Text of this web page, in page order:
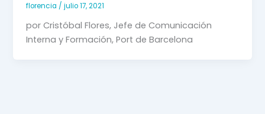
florencia /julio 17, 2021
por Cristóbal Flores, Jefe de Comunicación
Interna y Formación, Port de Barcelona